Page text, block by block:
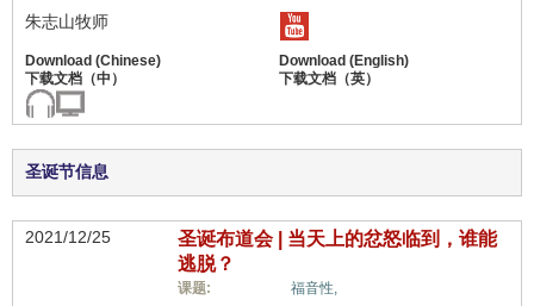
朱志山牧师
圣诞节信息
2021/12/25
圣诞布道会 | 当天上的忿怒临到，谁能
逃脱？
课题: 福音性,